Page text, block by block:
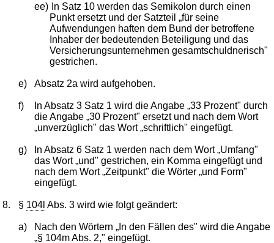
ee)
In Satz 10 werden das Semikolon durch einen
Punkt ersetzt und der Satzteil „für seine
Aufwendungen haften dem Bund der betroffene
Inhaber der bedeutenden Beteiligung und das
Versicherungsunternehmen gesamtschuldnerisch"
gestrichen.
e) Absatz 2a wird aufgehoben.
f)
In Absatz 3 Satz 1 wird die Angabe „33 Prozent" durch
die Angabe „30 Prozent" ersetzt und nach dem Wort
„unverzüglich" das Wort „schriftlich" eingefügt.
g)
In Absatz 6 Satz 1 werden nach dem Wort „Umfang"
das Wort „und" gestrichen, ein Komma eingefügt und
nach dem Wort „Zeitpunkt" die Wörter „und Form"
eingefügt.
8. § 104l Abs. 3 wird wie folgt geändert:
a)
Nach den Wörtern „In den Fällen des" wird die Angabe
„§ 104mAbs. 2," eingefügt.